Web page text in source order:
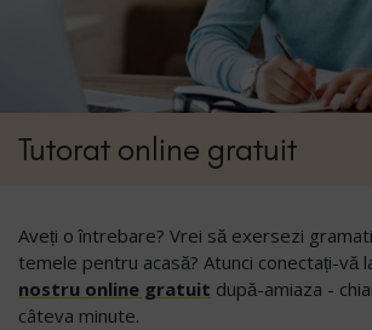
Tutorat online gratuit
Aveți o întrebare? Vrei să exersezi
temele pentru acasă? Atunci conectați-vă
nostru online gratuit după-amiaza -
câteva minute.